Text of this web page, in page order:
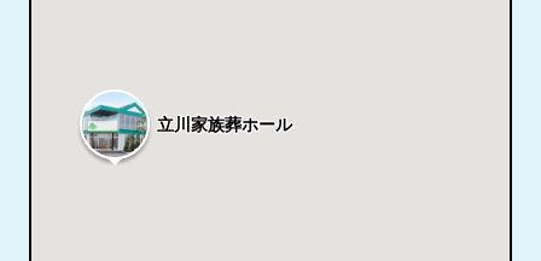
立川家族葬ホール